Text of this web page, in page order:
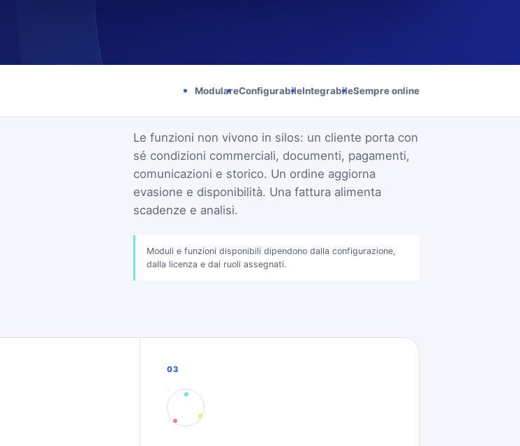
ModulareConfigurabileIntegrabileSempre online
Le funzioni non vivono in silos: un cliente porta con
sé condizioni commerciali, documenti, pagamenti,
comunicazioni e storico. Un ordine aggiorna
evasione e disponibilità. Una fattura alimenta
scadenze e analisi.
Moduli e funzioni disponibili dipendono dalla configurazione,
dalla licenza e dai ruoli assegnati.
03